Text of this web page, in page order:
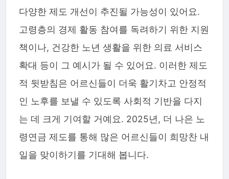
다양한 제도 개선이 추진될 가능성이 있어요.
고령층의 경제 활동 참여를 독려하기 위한 지원
책이나, 건강한 노년 생활을 위한 의료 서비스
확대 등이 그 예시가 될 수 있어요. 이러한 제도
적 뒷받침은 어르신들이 더욱 활기차고 안정적
인 노후를 보낼 수 있도록 사회적 기반을 다지
는 데 크게 기여할 거예요. 2025년, 더 나은 노
령연금 제도를 통해 많은 어르신들이 희망찬 내
일을 맞이하기를 기대해 봅니다.